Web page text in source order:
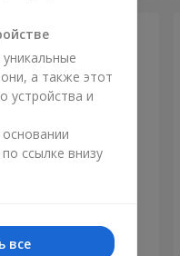
а также этот
устройства и
ссылке внизу
все